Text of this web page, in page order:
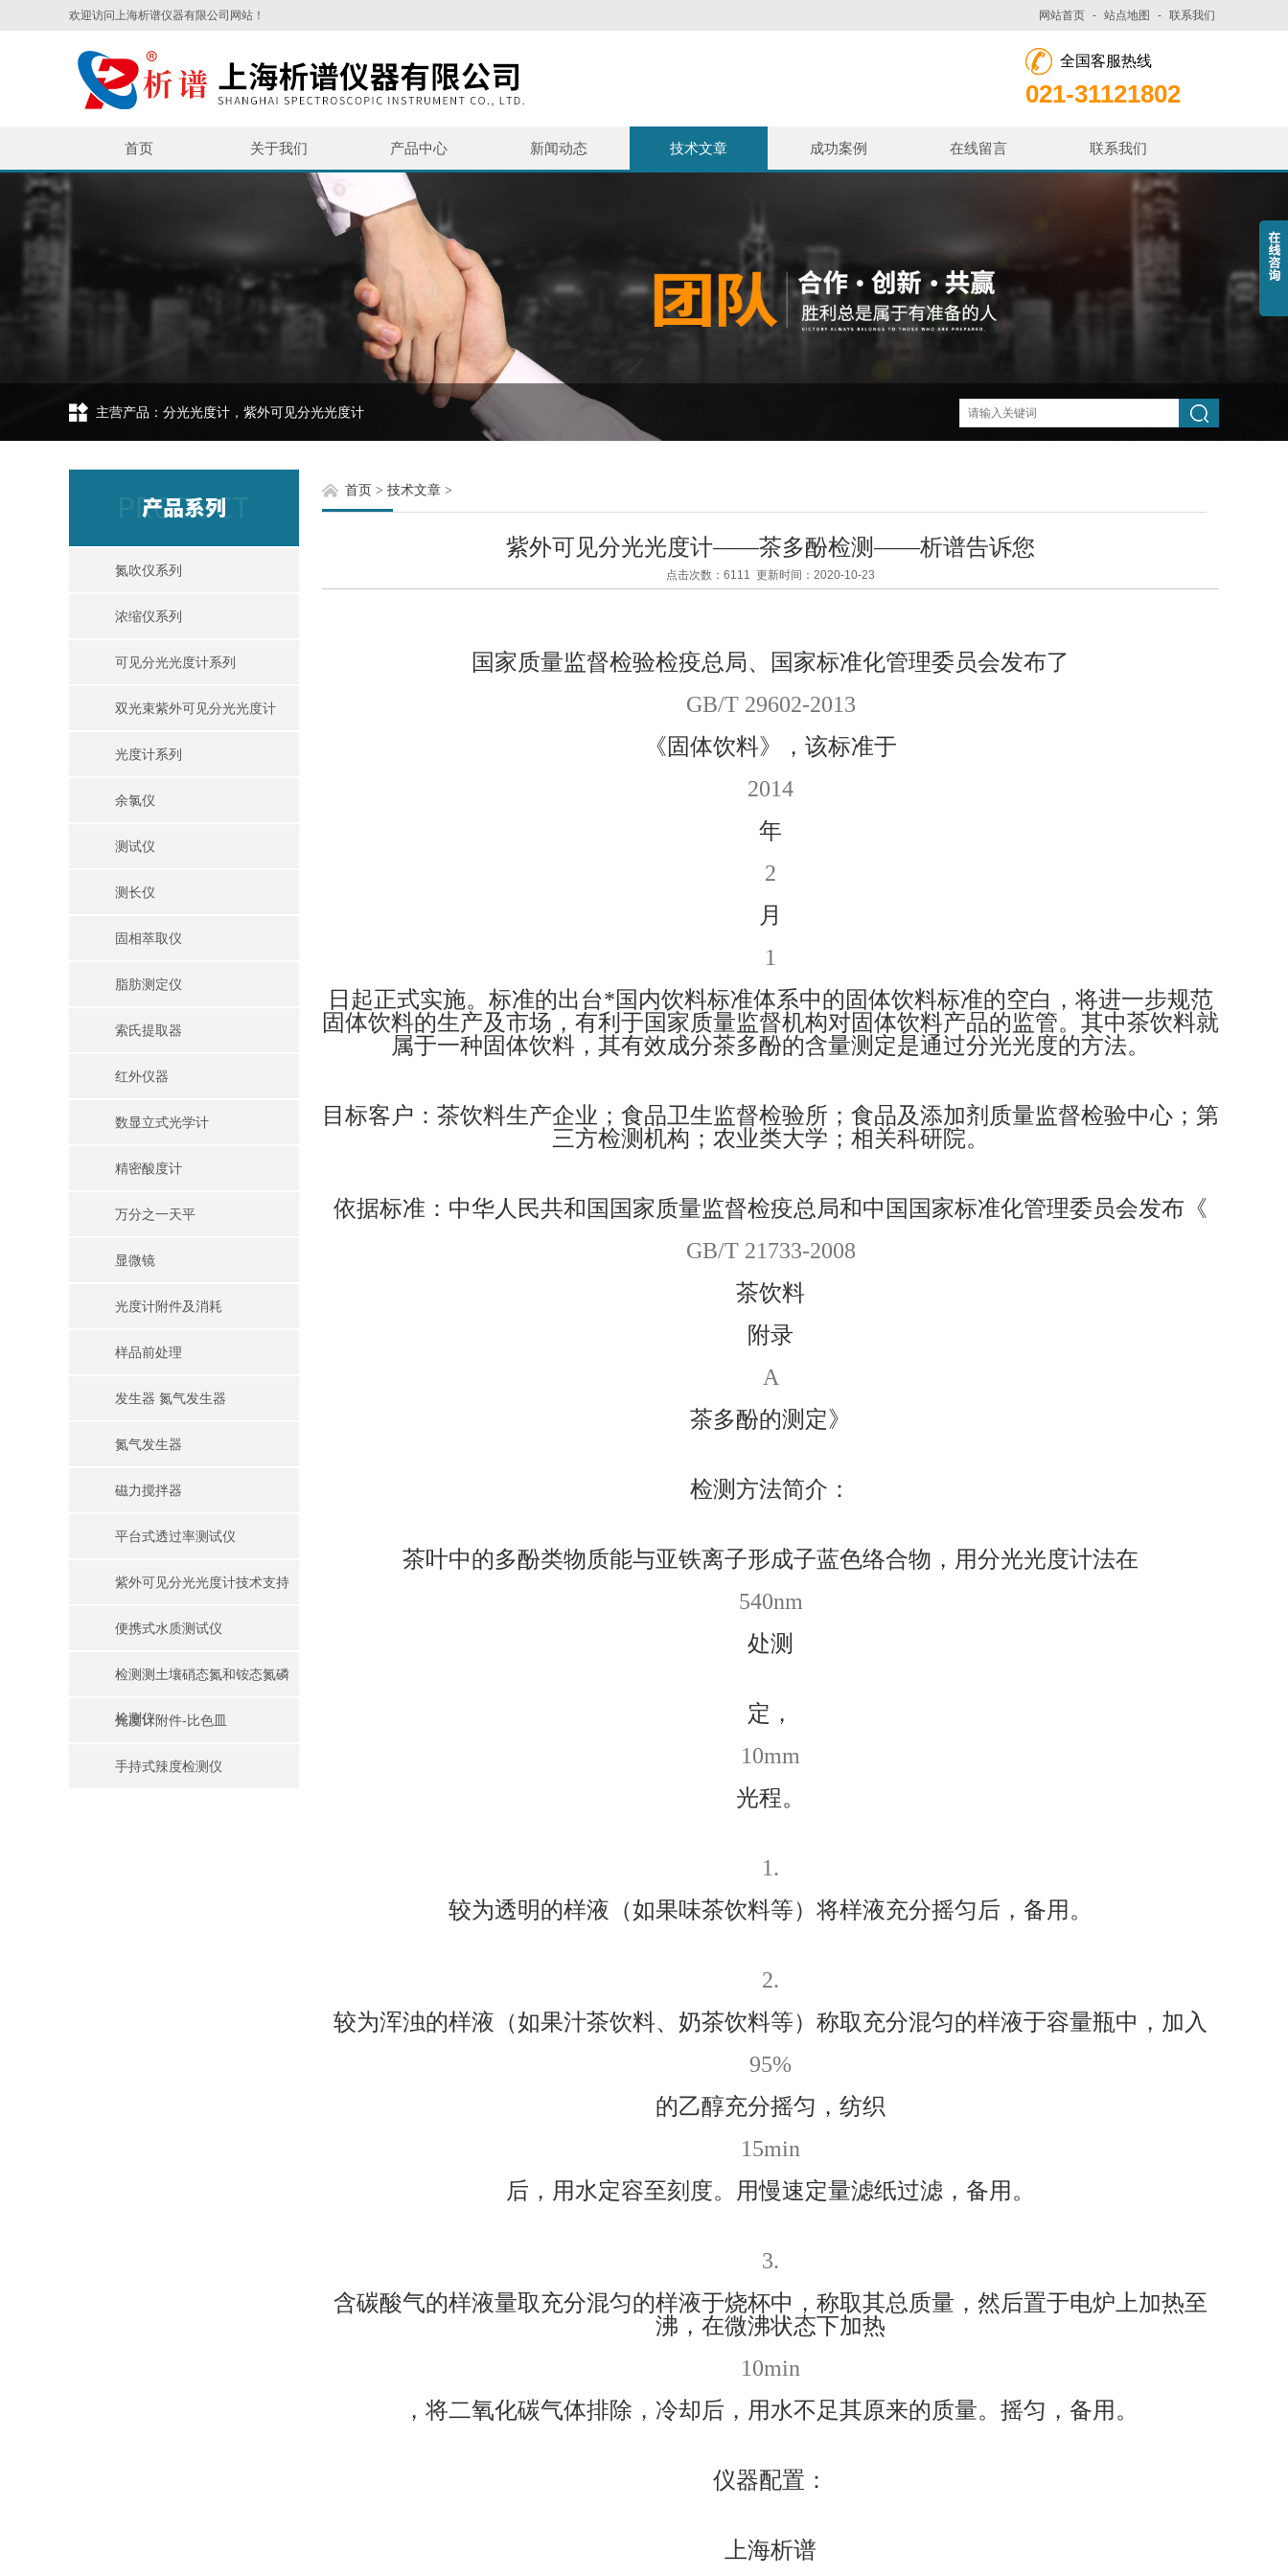
欢迎访问上海析谱仪器有限公司网站！ 网站首页 - 站点地图 - 联系我们
全国客服热线
021-31121802
首页 关于我们 产品中心 新闻动态 技术文章 成功案例 在线留言 联系我们
主营产品：分光光度计，紫外可见分光光度计
氮吹仪系列
浓缩仪系列
可见分光光度计系列
双光束紫外可见分光光度计
光度计系列
余氯仪
测试仪
测长仪
固相萃取仪
脂肪测定仪
索氏提取器
红外仪器
数显立式光学计
精密酸度计
万分之一天平
显微镜
光度计附件及消耗
样品前处理
发生器 氮气发生器
氮气发生器
磁力搅拌器
平台式透过率测试仪
紫外可见分光光度计技术支持
便携式水质测试仪
检测测土壤硝态氮和铵态氮磷
检测仪
光度计附件-比色皿
手持式辣度检测仪
首页 > 技术文章 >
紫外可见分光光度计——茶多酚检测——析谱告诉您
点击次数：6111 更新时间：2020-10-23
国家质量监督检验检疫总局、国家标准化管理委员会发布了
GB/T 29602-2013
《固体饮料》，该标准于
2014
年
2
月
1
日起正式实施。标准的出台*国内饮料标准体系中的固体饮料标准的空白，将进一步规范
固体饮料的生产及市场，有利于国家质量监督机构对固体饮料产品的监管。其中茶饮料就
属于一种固体饮料，其有效成分茶多酚的含量测定是通过分光光度的方法。
目标客户：茶饮料生产企业；食品卫生监督检验所；食品及添加剂质量监督检验中心；第
三方检测机构；农业类大学；相关科研院。
依据标准：中华人民共和国国家质量监督检疫总局和中国国家标准化管理委员会发布《
GB/T 21733-2008
茶饮料
附录
A
茶多酚的测定》
检测方法简介：
茶叶中的多酚类物质能与亚铁离子形成子蓝色络合物，用分光光度计法在
540nm
处测
定，
10mm
光程。
1.
较为透明的样液（如果味茶饮料等）将样液充分摇匀后，备用。
2.
较为浑浊的样液（如果汁茶饮料、奶茶饮料等）称取充分混匀的样液于容量瓶中，加入
95%
的乙醇充分摇匀，纺织
15min
后，用水定容至刻度。用慢速定量滤纸过滤，备用。
3.
含碳酸气的样液量取充分混匀的样液于烧杯中，称取其总质量，然后置于电炉上加热至
沸，在微沸状态下加热
10min
，将二氧化碳气体排除，冷却后，用水不足其原来的质量。摇匀，备用。
仪器配置：
上海析谱